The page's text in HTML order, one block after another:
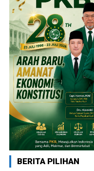
BERITA PILIHAN